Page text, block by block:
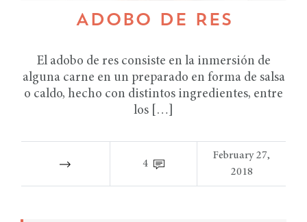
ADOBO DE RES
El adobo de res consiste en la inmersión de
alguna carne en un preparado en forma de salsa
o caldo, hecho con distintos ingredientes, entre
los […]
4
February 27,
2018